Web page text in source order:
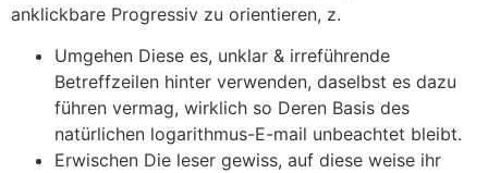
anklickbare Progressiv zu orientieren, z.
Umgehen Diese es, unklar & irreführende
Betreffzeilen hinter verwenden, daselbst es dazu
führen vermag, wirklich so Deren Basis des
natürlichen logarithmus-E-mail unbeachtet bleibt.
Erwischen Die leser gewiss, auf diese weise ihr